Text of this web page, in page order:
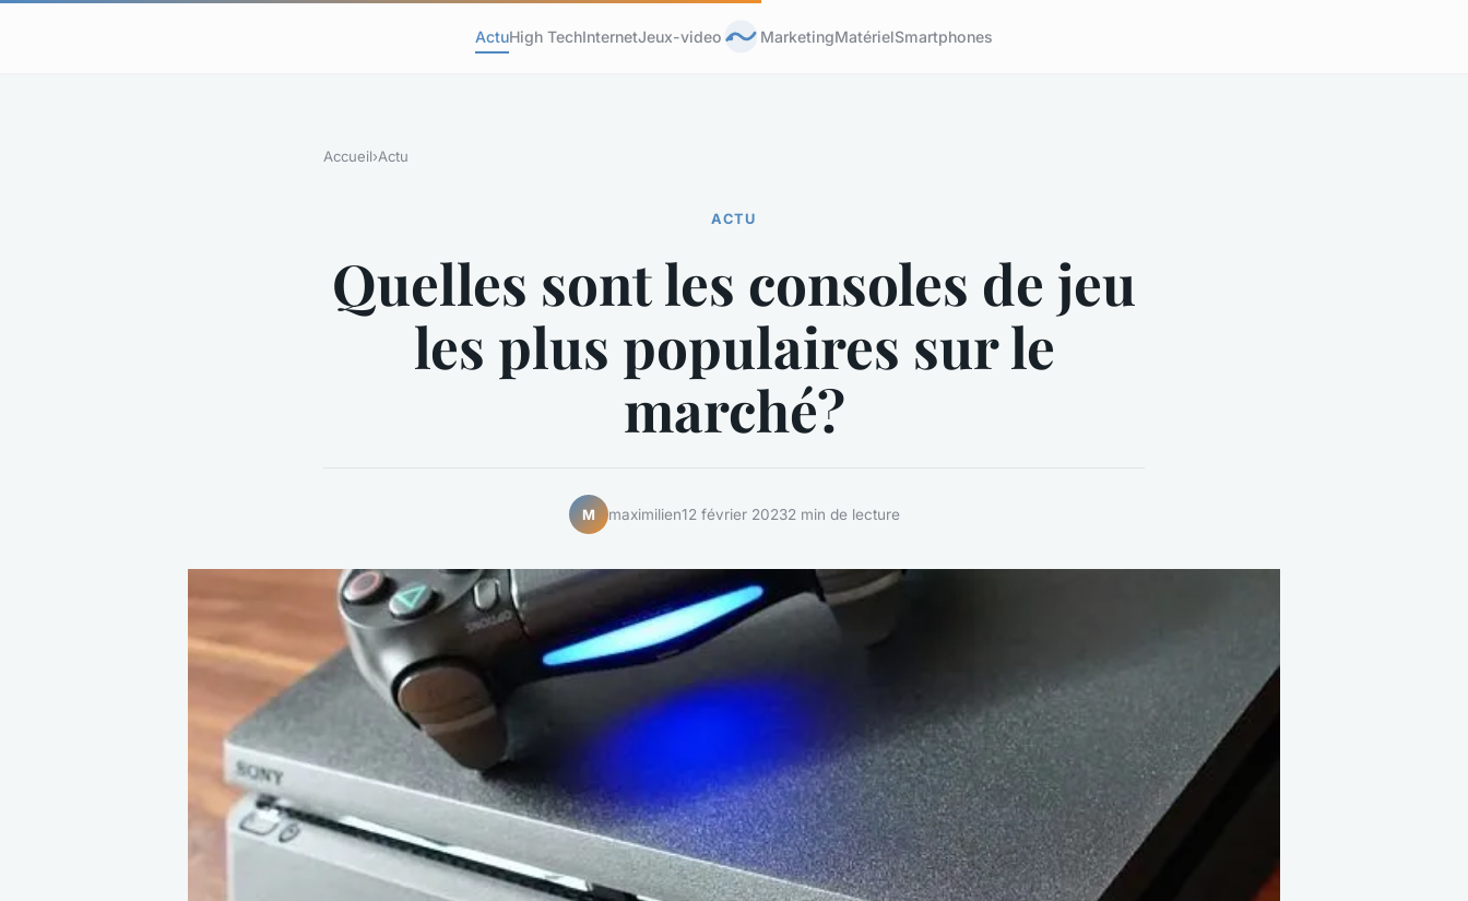
ActuHigh TechInternetJeux-video MarketingMatérielSmartphones
Accueil›Actu
ACTU
Quelles sont les consoles de jeu
les plus populaires sur le
marché?
M maximilien12 février 20232 min de lecture